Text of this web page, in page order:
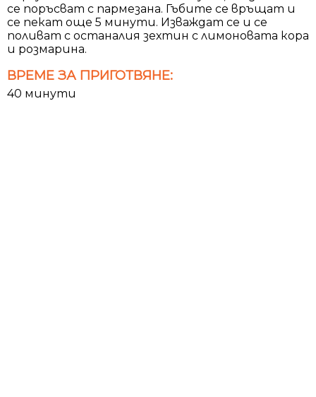
се поръсват с пармезана. Гъбите се връщат и
се пекат още 5 минути. Изваждат се и се
поливат с останалия зехтин с лимоновата кора
и розмарина.
ВРЕМЕ ЗА ПРИГОТВЯНЕ:
40 минути